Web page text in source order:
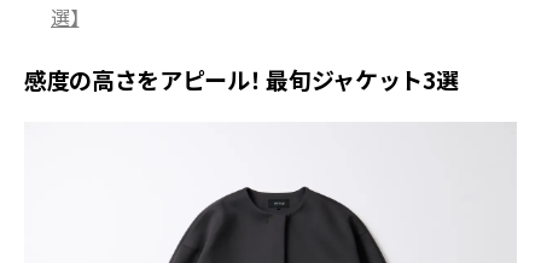
選】
感度の高さをアピール！ 最旬ジャケット3選